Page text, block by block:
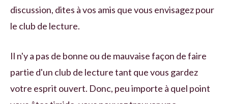
discussion, dites à vos amis que vous envisagez pour
le club de lecture.
Il n'y a pas de bonne ou de mauvaise façon de faire
partie d'un club de lecture tant que vous gardez
votre esprit ouvert. Donc, peu importe à quel point